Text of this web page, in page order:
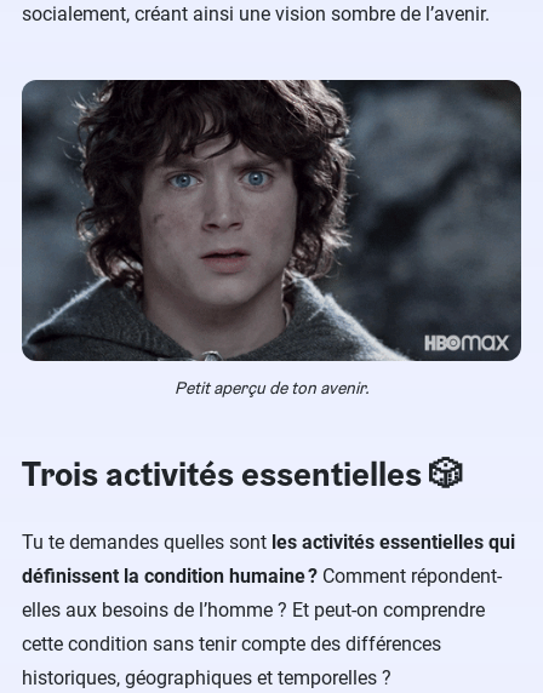
socialement, créant ainsi une vision sombre de l’avenir.
Petit aperçu de ton avenir.
Trois activités essentielles 🎲
Tu te demandes quelles sont les activités essentielles qui
définissent la condition humaine ? Comment répondent-
elles aux besoins de l’homme ? Et peut-on comprendre
cette condition sans tenir compte des différences
historiques, géographiques et temporelles ?